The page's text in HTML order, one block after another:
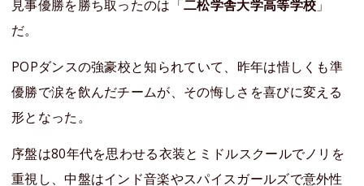
見事優勝を勝ち取ったのは「二松学舎大学高等学校 」
だ。
POPダンスの強豪校と知られていて、昨年は惜しくも準
優勝で涙を飲んだチームが、その悔しさを喜びに変える
形となった。
序盤は80年代を思わせる衣装とミドルスクールでノリを
重視し、中盤はインド音楽やスパイスガールズで意外性